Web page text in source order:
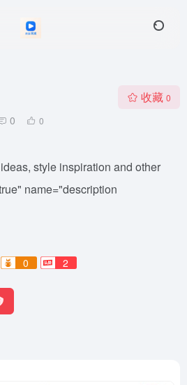
0 0
收藏 0
style inspiration and other
name="description
0 2